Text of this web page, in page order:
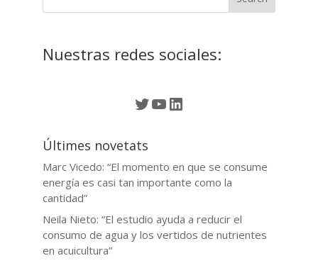
Nuestras redes sociales:
Twitter
YouTube
LinkedIn
Últimes novetats
Marc Vicedo: “El momento en que se consume
energía es casi tan importante como la
cantidad”
Neila Nieto: “El estudio ayuda a reducir el
consumo de agua y los vertidos de nutrientes
en acuicultura”